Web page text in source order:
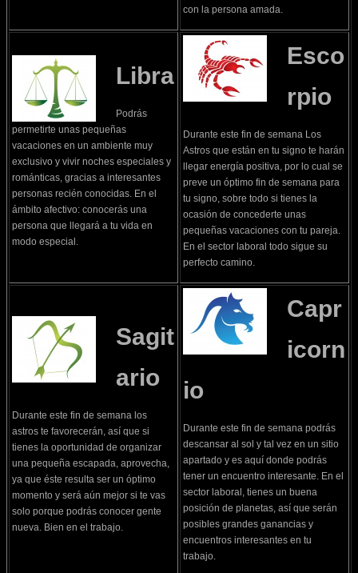
con la persona amada.
Libra
Podrás
permetirte unas pequeñas
vacaciones en un ambiente muy
exclusivo y vivir noches especiales y
románticas, gracias a interesantes
personas recién conocidas. En el
ámbito afectivo: conocerás una
persona que llegará a tu vida en
modo especial.
Esco
rpio
Durante este fin de semana Los
Astros que están en tu signo te harán
llegar energía positiva, por lo cual se
preve un óptimo fin de semana para
tu signo, sobre todo si tienes la
ocasión de concederte unas
pequeñas vacaciones con tu pareja.
En el sector laboral todo sigue su
perfecto camino.
Sagit
ario
Durante este fin de semana los
astros te favorecerán, así que si
tienes la oportunidad de organizar
una pequeña escapada, aprovecha,
ya que éste resulta ser un óptimo
momento y será aún mejor si te vas
solo porque podrás conocer gente
nueva. Bien en el trabajo.
Capr
icorn
io
Durante este fin de semana podrás
descansar al sol y tal vez en un sitio
apartado y es aquí donde podrás
tener un encuentro interesante. En el
sector laboral, tienes un buena
posición de planetas, así que serán
posibles grandes ganancias y
encuentros interesantes en tu
trabajo.